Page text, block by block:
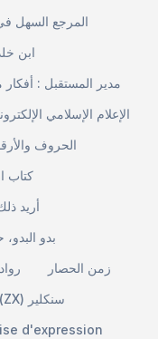
المرجع السهل
ابن
مدير المستقبل : أفكار
الإعلام الإسلامي
الحروف
كتاب
أريد
بدو
رواد
زمن الحصار
دليل برمجة حاسب سبكتروم (ZX) سنكلير
d'expression